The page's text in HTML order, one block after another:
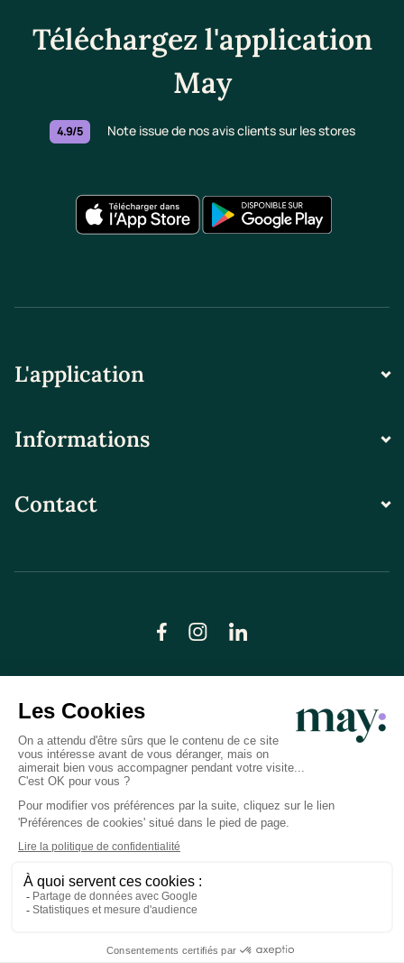
Téléchargez l'application
May
4.9/5 Note issue de nos avis clients sur les stores
L'application
Informations
Contact
© LN CARE 2026
Politique de confidentialité
Conditions générales d’utilisation
Plan du site
Crédits photos